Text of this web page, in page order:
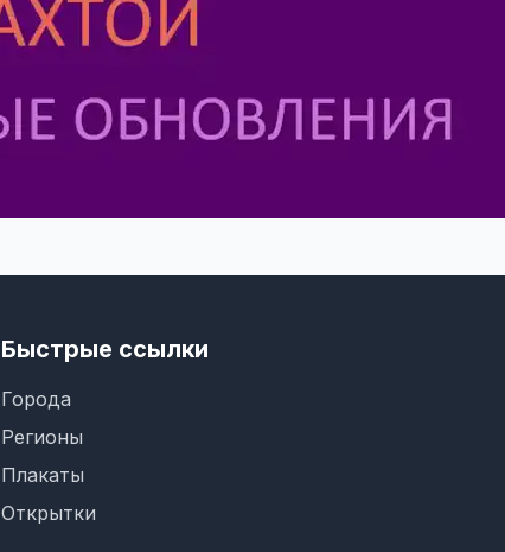
Быстрые ссылки
Города
Регионы
Плакаты
Открытки